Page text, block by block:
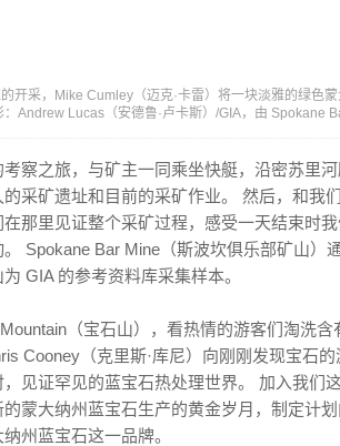
开采，Mike Cumley（迈克·卡雷）将一块淡雅的绿色
：Andrew Lucas（安德鲁·卢卡斯）/GIA，由 Spokane
察之旅，与矿主一同乘坐快艇，沿密苏里
采矿遗址和目前的采矿作业。 然后，和我
那里见证整个采矿过程，感受一天结束时
。 Spokane Bar Mine（斯波坎俱乐部矿山）
GIA 的参考资料库采集样本。
（宝石山），看热情的游客们淘洗
Cooney（克里斯·库尼）向刚刚发现宝石
，见证罕见的蓝宝石热处理世界。 加入我们
的蒙大纳州蓝宝石生产的黄金岁月，制定计
州蓝宝石这一品牌。